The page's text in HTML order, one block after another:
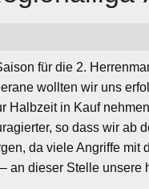
für die 2.
wollten wir uns
Halbzeit in Kauf
so dass wir
da viele Angriffe
an dieser Stelle